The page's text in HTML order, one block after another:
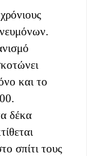
και το
δέκα
σπίτι τους